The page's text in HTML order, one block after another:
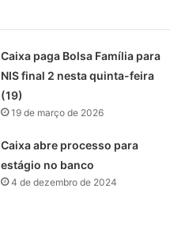
Caixa paga Bolsa Família para
NIS final 2 nesta quinta-feira
(19)
19 de março de 2026
Caixa abre processo para
estágio no banco
4 de dezembro de 2024